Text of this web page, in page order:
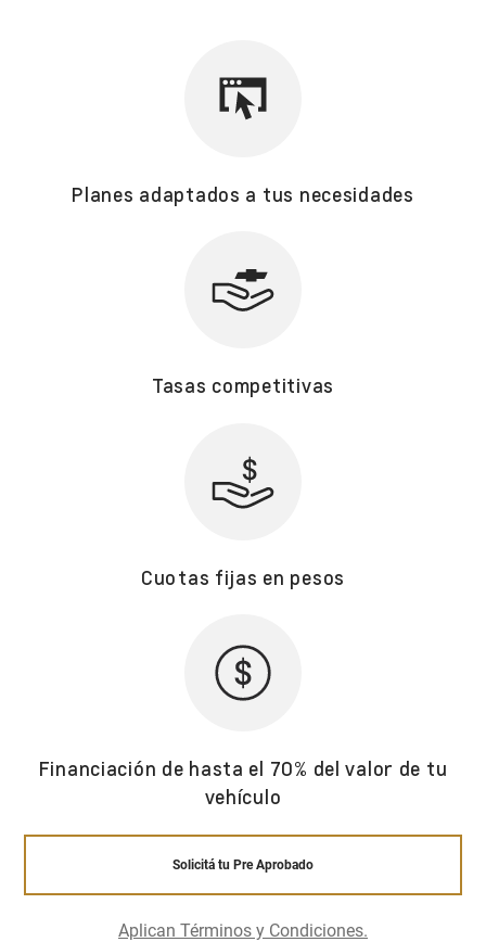
Planes adaptados a tus necesidades
Tasas competitivas
Cuotas fijas en pesos
Financiación de hasta el 70% del valor de tu
vehículo
Solicitá tu Pre Aprobado
Aplican Términos y Condiciones.